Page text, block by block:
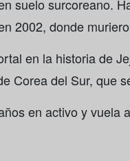
suelo surcoreano.
2002, donde
en la historia de
Corea del Sur, que
en activo y vuela